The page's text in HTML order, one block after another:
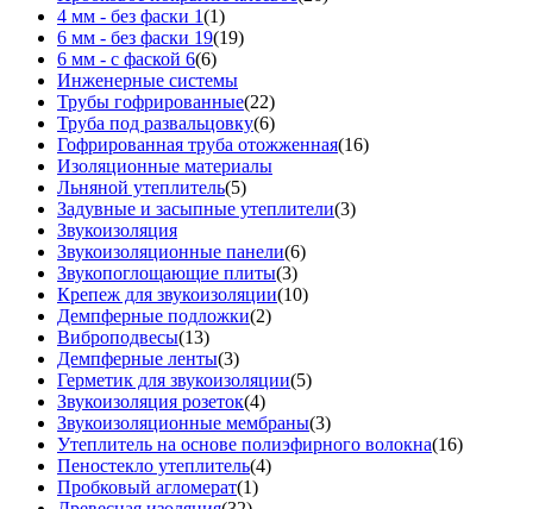
4 мм - без фаски 1(1)
6 мм - без фаски 19(19)
6 мм - с фаской 6(6)
Инженерные системы
Трубы гофрированные(22)
Труба под развальцовку(6)
Гофрированная труба отожженная(16)
Изоляционные материалы
Льняной утеплитель(5)
Задувные и засыпные утеплители(3)
Звукоизоляция
Звукоизоляционные панели(6)
Звукопоглощающие плиты(3)
Крепеж для звукоизоляции(10)
Демпферные подложки(2)
Виброподвесы(13)
Демпферные ленты(3)
Герметик для звукоизоляции(5)
Звукоизоляция розеток(4)
Звукоизоляционные мембраны(3)
Утеплитель на основе полиэфирного волокна(16)
Пеностекло утеплитель(4)
Пробковый агломерат(1)